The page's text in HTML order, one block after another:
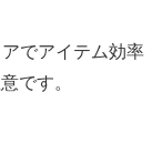
でアイテム効率
です。